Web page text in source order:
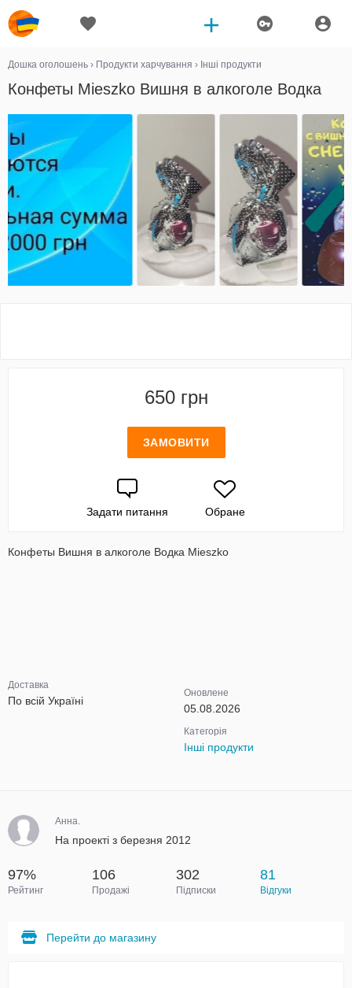
Дошка оголошень › Продукти харчування › Інші продукти
Конфеты Mieszko Вишня в алкоголе Водка
650 грн
ЗАМОВИТИ
Задати питання Обране
Конфеты Вишня в алкоголе Водка Mieszko
Доставка
По всій Україні
Оновлене
05.08.2026
Категорія
Інші продукти
Анна.
На проекті з березня 2012
97%
Рейтинг
106
Продажі
302
Підписки
81
Відгуки
Перейти до магазину